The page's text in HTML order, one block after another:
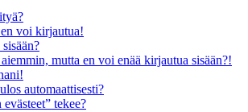
voi kirjautua!
mutta en voi enää kirjautua sisään?!
automaattisesti?
tekee?